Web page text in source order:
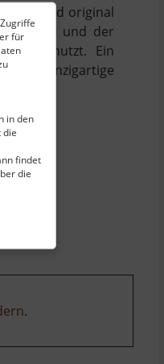
für
in den
die
findet
die
original
und der
genutzt. Ein
diese einzigartige
.